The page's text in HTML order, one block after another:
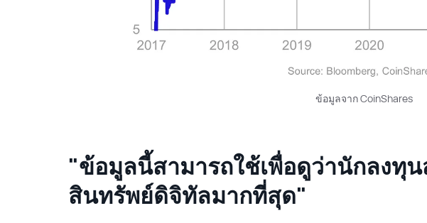
ข้อมูลจาก CoinShares
"ข้อมูลนี้สามารถใช้เพื่อดูว่านักลงทุ
สินทรัพย์ดิจิทัลมากที่สุด"